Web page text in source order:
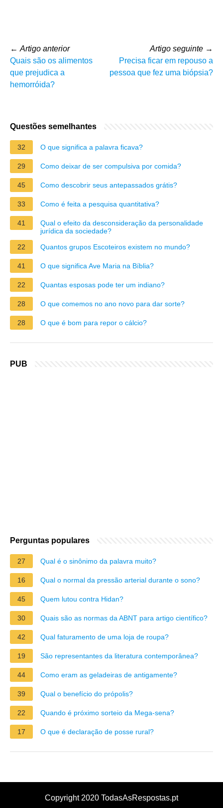
← Artigo anterior
Quais são os alimentos
que prejudica a
hemorróida?
Artigo seguinte →
Precisa ficar em repouso a
pessoa que fez uma biópsia?
Questões semelhantes
32 O que significa a palavra ficava?
29 Como deixar de ser compulsiva por comida?
45 Como descobrir seus antepassados grátis?
33 Como é feita a pesquisa quantitativa?
41
Qual o efeito da desconsideração da personalidade
jurídica da sociedade?
22
Quantos grupos Escoteiros existem no mundo?
41 O que significa Ave Maria na Bíblia?
22 Quantas esposas pode ter um indiano?
28 O que comemos no ano novo para dar sorte?
28 O que é bom para repor o cálcio?
PUB
Perguntas populares
27 Qual é o sinônimo da palavra muito?
16 Qual o normal da pressão arterial durante o sono?
45 Quem lutou contra Hidan?
30 Quais são as normas da ABNT para artigo científico?
42 Qual faturamento de uma loja de roupa?
19 São representantes da literatura contemporânea?
44 Como eram as geladeiras de antigamente?
39 Qual o benefício do própolis?
22 Quando é próximo sorteio da Mega-sena?
17 O que é declaração de posse rural?
Copyright 2020 TodasAsRespostas.pt